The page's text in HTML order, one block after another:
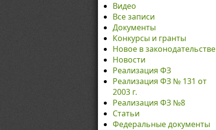
Видео
Все записи
Документы
Конкурсы и гранты
Новое в законодательстве
Новости
Реализация ФЗ
Реализация ФЗ № 131 от
2003 г.
Реализация ФЗ №8
Статьи
Федеральные документы